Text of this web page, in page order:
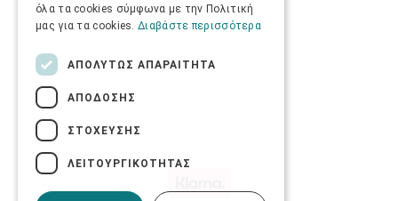
όλα τα cookies σύμφωνα με την Πολιτική
μας για τα cookies. Διαβάστε περισσότερα
ΑΠΟΛΎΤΩΣ ΑΠΑΡΑΊΤΗΤΑ
ΑΠΌΔΟΣΗΣ
ΣΤΌΧΕΥΣΗΣ
ΛΕΙΤΟΥΡΓΙΚΌΤΗΤΑΣ